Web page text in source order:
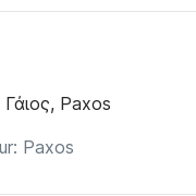
Γάιος, Paxos